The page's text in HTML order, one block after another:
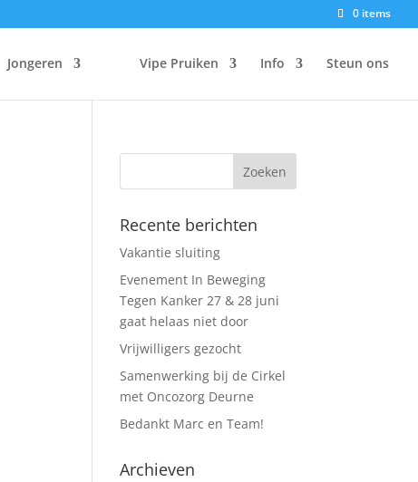
0 items
Jongeren Vipe Pruiken Info Steun ons
Recente berichten
Vakantie sluiting
Evenement In Beweging
Tegen Kanker 27 & 28 juni
gaat helaas niet door
Vrijwilligers gezocht
Samenwerking bij de Cirkel
met Oncozorg Deurne
Bedankt Marc en Team!
Archieven